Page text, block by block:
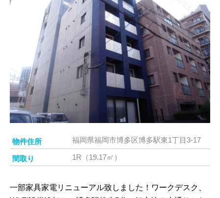
物件住所 福岡県福岡市博多区博多駅東1丁目3-17
間取り 1R（19.17㎡）
一部家具家電リニューアル致しました！ワークデスク、